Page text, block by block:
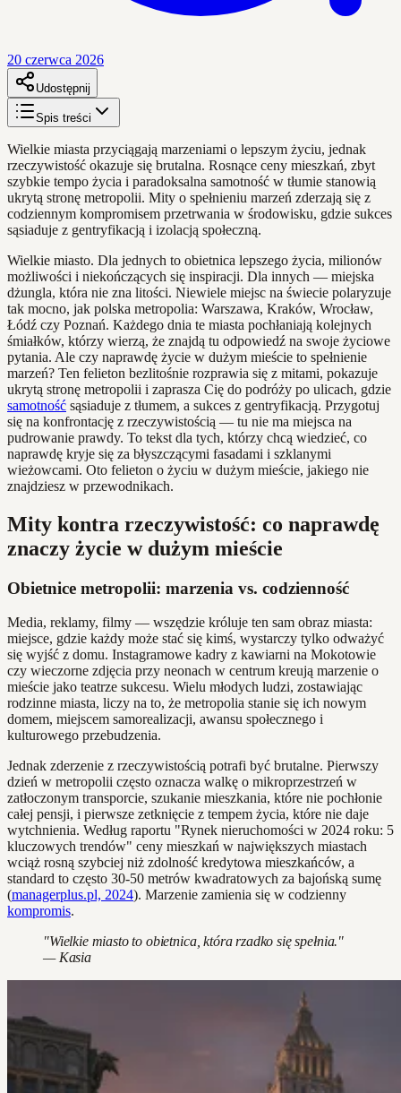
20 czerwca 2026
Udostępnij
Spis treści
Wielkie miasta przyciągają marzeniami o lepszym życiu, jednak
rzeczywistość okazuje się brutalna. Rosnące ceny mieszkań, zbyt
szybkie tempo życia i paradoksalna samotność w tłumie stanowią
ukrytą stronę metropolii. Mity o spełnieniu marzeń zderzają się z
codziennym kompromisem przetrwania w środowisku, gdzie sukces
sąsiaduje z gentryfikacją i izolacją społeczną.
Wielkie miasto. Dla jednych to obietnica lepszego życia, milionów
możliwości i niekończących się inspiracji. Dla innych — miejska
dżungla, która nie zna litości. Niewiele miejsc na świecie polaryzuje
tak mocno, jak polska metropolia: Warszawa, Kraków, Wrocław,
Łódź czy Poznań. Każdego dnia te miasta pochłaniają kolejnych
śmiałków, którzy wierzą, że znajdą tu odpowiedź na swoje życiowe
pytania. Ale czy naprawdę życie w dużym mieście to spełnienie
marzeń? Ten felieton bezlitośnie rozprawia się z mitami, pokazuje
ukrytą stronę metropolii i zaprasza Cię do podróży po ulicach, gdzie
samotność sąsiaduje z tłumem, a sukces z gentryfikacją. Przygotuj
się na konfrontację z rzeczywistością — tu nie ma miejsca na
pudrowanie prawdy. To tekst dla tych, którzy chcą wiedzieć, co
naprawdę kryje się za błyszczącymi fasadami i szklanymi
wieżowcami. Oto felieton o życiu w dużym mieście, jakiego nie
znajdziesz w przewodnikach.
Mity kontra rzeczywistość: co naprawdę
znaczy życie w dużym mieście
Obietnice metropolii: marzenia vs. codzienność
Media, reklamy, filmy — wszędzie króluje ten sam obraz miasta:
miejsce, gdzie każdy może stać się kimś, wystarczy tylko odważyć
się wyjść z domu. Instagramowe kadry z kawiarni na Mokotowie
czy wieczorne zdjęcia przy neonach w centrum kreują marzenie o
mieście jako teatrze sukcesu. Wielu młodych ludzi, zostawiając
rodzinne miasta, liczy na to, że metropolia stanie się ich nowym
domem, miejscem samorealizacji, awansu społecznego i
kulturowego przebudzenia.
Jednak zderzenie z rzeczywistością potrafi być brutalne. Pierwszy
dzień w metropolii często oznacza walkę o mikroprzestrzeń w
zatłoczonym transporcie, szukanie mieszkania, które nie pochłonie
całej pensji, i pierwsze zetknięcie z tempem życia, które nie daje
wytchnienia. Według raportu "Rynek nieruchomości w 2024 roku: 5
kluczowych trendów" ceny mieszkań w największych miastach
wciąż rosną szybciej niż zdolność kredytowa mieszkańców, a
standard to często 30-50 metrów kwadratowych za bajońską sumę
(managerplus.pl, 2024). Marzenie zamienia się w codzienny
kompromis.
"Wielkie miasto to obietnica, która rzadko się spełnia."
— Kasia